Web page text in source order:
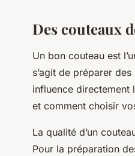
Des couteaux
Un bon couteau est
s’agit de préparer des
influence directement
et comment choisir
La qualité d’un
Pour la préparation